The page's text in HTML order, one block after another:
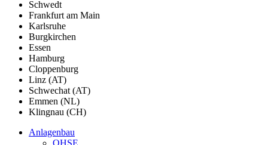
Schwedt
Frankfurt am Main
Karlsruhe
Burgkirchen
Essen
Hamburg
Cloppenburg
Linz (AT)
Schwechat (AT)
Emmen (NL)
Klingnau (CH)
Anlagenbau
QHSE